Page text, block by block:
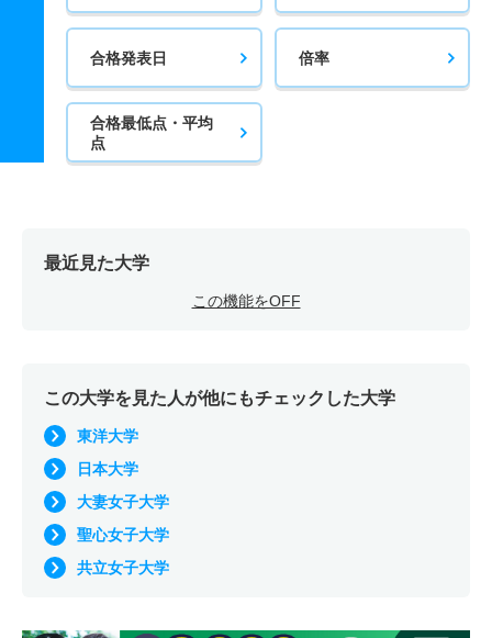
合格発表日 倍率
合格最低点・平均
点
最近見た大学
この機能をOFF
この大学を見た人が他にもチェックした大学
東洋大学
日本大学
大妻女子大学
聖心女子大学
共立女子大学